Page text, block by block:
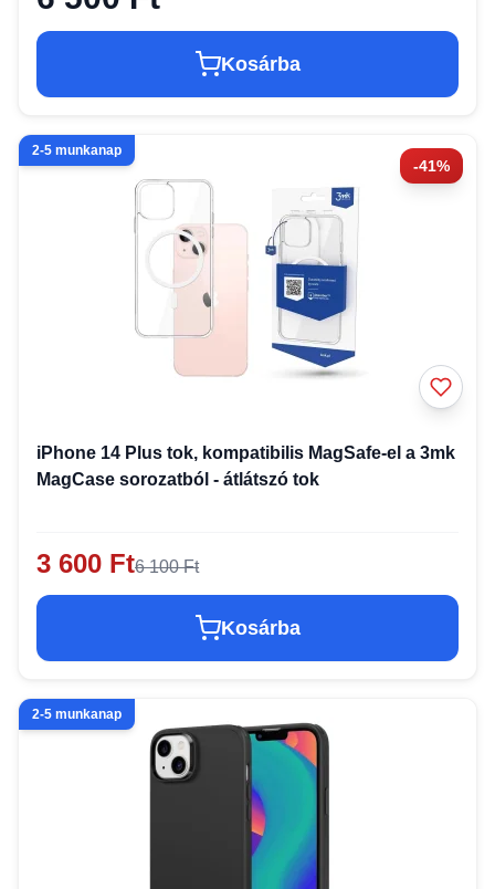
Kosárba
-41%
2-5 munkanap
iPhone 14 Plus tok, kompatibilis MagSafe-el a 3mk
MagCase sorozatból - átlátszó tok
3 600 Ft6 100 Ft
Kosárba
2-5 munkanap